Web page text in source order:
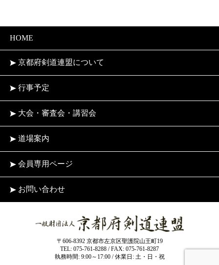
HOME
京都府剣道連盟について
行事予定
大会・審査会・講習会
道場案内
会員専用ページ
お問い合わせ
〒606-8392 京都市左京区聖護院山王町19
TEL: 075-761-8288 / FAX: 075-761-8287
執務時間: 9:00～17:00 / 休業日: 土・日・祝